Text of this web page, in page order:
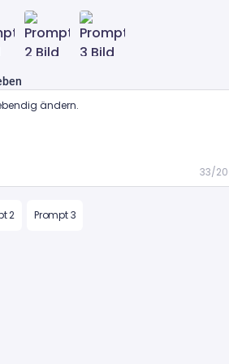
33/
2 Prompt 3